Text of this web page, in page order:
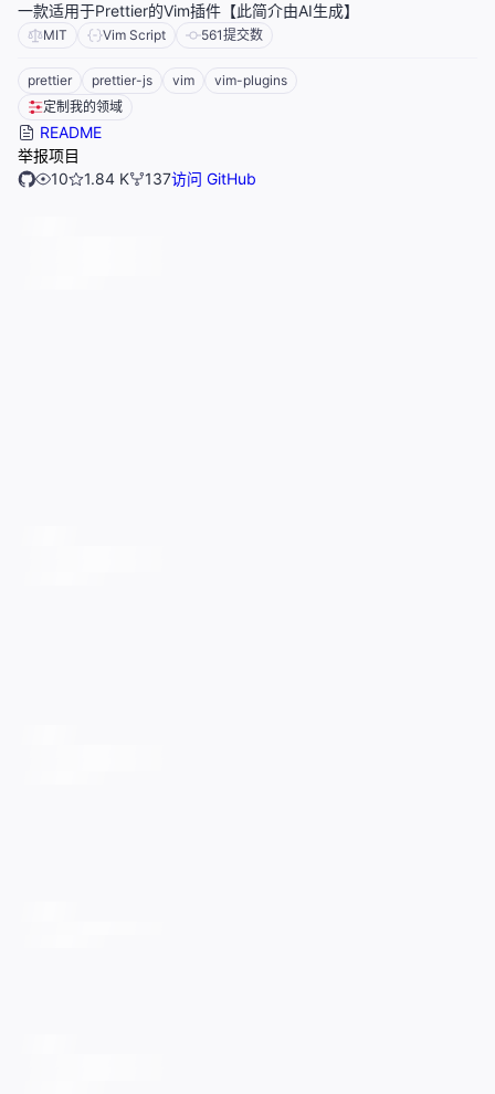
一款适用于Prettier的Vim插件【此简介由AI生成】
MIT Vim Script 561提交数
prettier prettier-js vim
vim-plugins
定制我的领域
README
举报项目
10
1.84 K 137访问 GitHub